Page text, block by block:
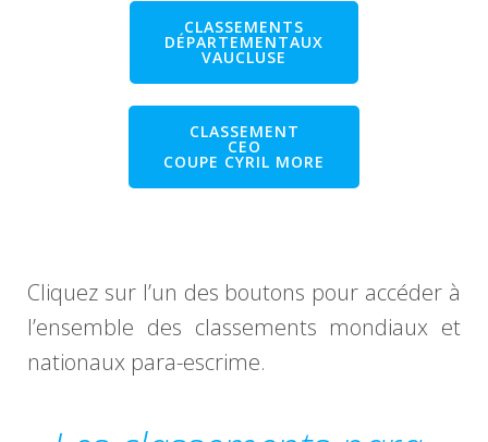
CLASSEMENTS
DÉPARTEMENTAUX
VAUCLUSE
CLASSEMENT
CEO
COUPE CYRIL MORE
Cliquez sur l’un des boutons pour accéder à
l’ensemble des classements mondiaux et
nationaux para-escrime.